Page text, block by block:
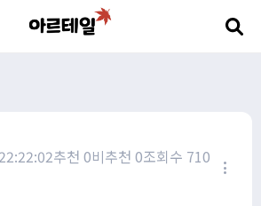
추천 0비추천 0조회수 710